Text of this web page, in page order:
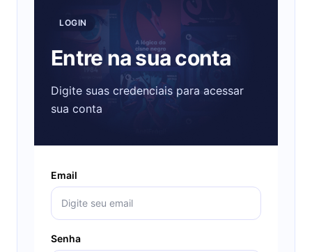
LOGIN
Entre na sua conta
Digite suas credenciais para acessar
sua conta
Email
Senha